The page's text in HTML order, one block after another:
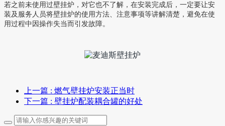
若之前未使用过壁挂炉，对它也不了解，在安装完成后，一定要让安
装及服务人员将壁挂炉的使用方法、注意事项等讲解清楚，避免在使
用过程中因操作失当而引发故障。
上一篇 : 燃气壁挂炉安装正当时
下一篇 : 壁挂炉配装耦合罐的好处